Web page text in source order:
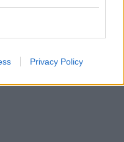
Privacy Policy